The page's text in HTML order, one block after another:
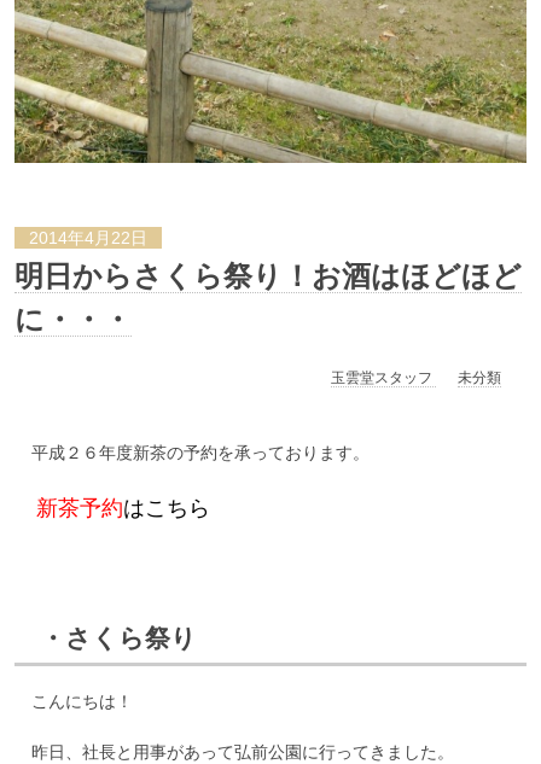
2014年4月22日
明日からさくら祭り！お酒はほどほど
に・・・
玉雲堂スタッフ 未分類
平成２６年度新茶の予約を承っております。
新茶予約はこちら
・さくら祭り
こんにちは！
昨日、社長と用事があって弘前公園に行ってきました。